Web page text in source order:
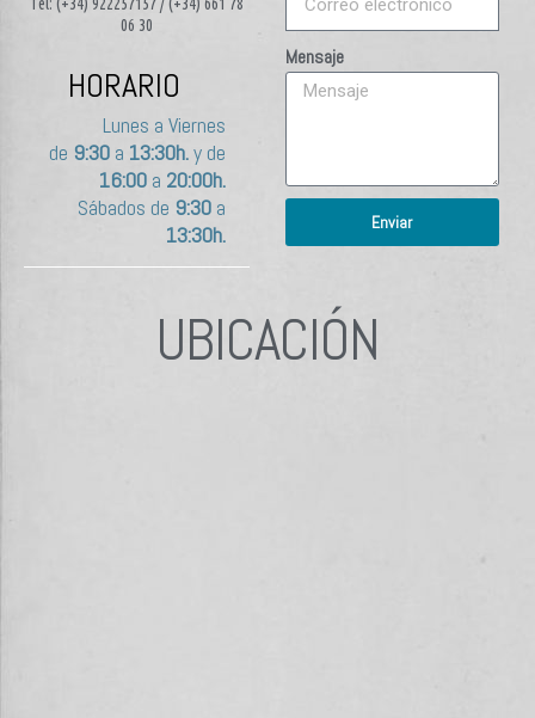
Tel: (+34) 922257157 / (+34) 661 78
06 30
HORARIO
Lunes a Viernes
de 9:30a 13:30h.y de
16:00a 20:00h.
Sábados de 9:30a
13:30h.
Mensaje
Enviar
UBICACIÓN